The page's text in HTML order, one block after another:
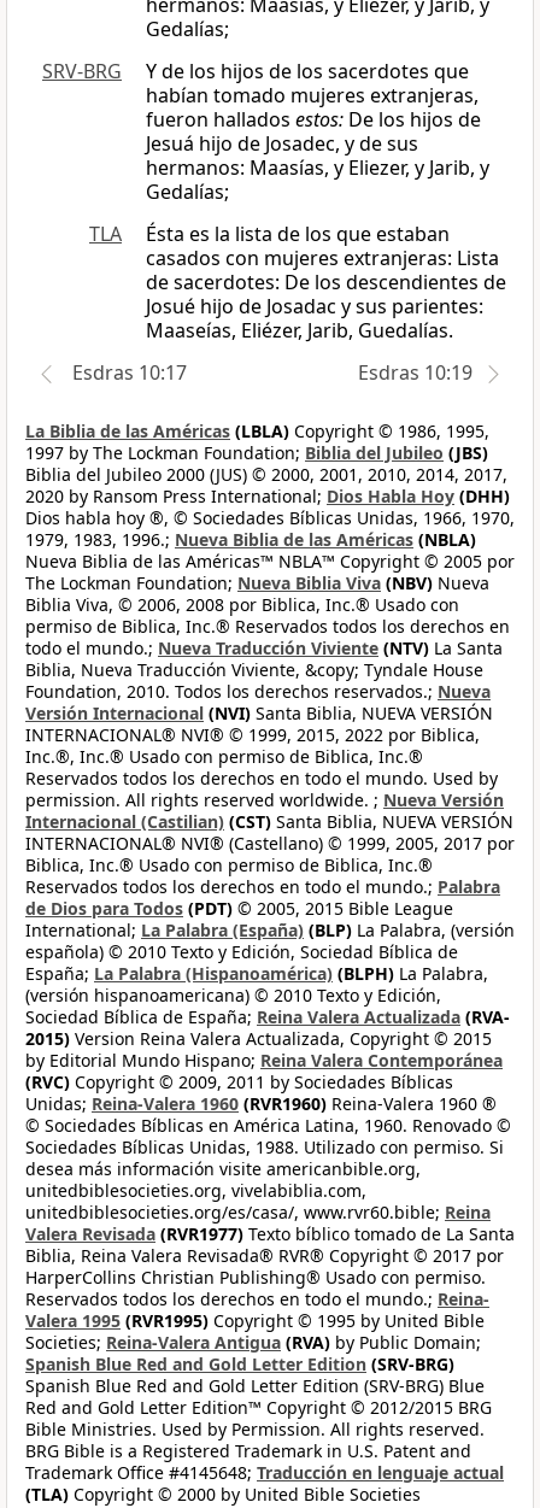
Gedalías;
SRV-BRG
Y de los hijos de los sacerdotes que
habían tomado mujeres extranjeras,
fueron hallados estos: De los hijos de
Jesuá hijo de Josadec, y de sus
hermanos: Maasías, y Eliezer, y Jarib, y
Gedalías;
TLA
Ésta es la lista de los que estaban
casados con mujeres extranjeras: Lista
de sacerdotes: De los descendientes de
Josué hijo de Josadac y sus parientes:
Maaseías, Eliézer, Jarib, Guedalías.
Esdras 10:17
Esdras 10:19
La Biblia de las Américas (LBLA) Copyright © 1986, 1995,
1997 by The Lockman Foundation; Biblia del Jubileo (JBS)
Biblia del Jubileo 2000 (JUS) © 2000, 2001, 2010, 2014, 2017,
2020 by Ransom Press International; Dios Habla Hoy (DHH)
Dios habla hoy ®, © Sociedades Bíblicas Unidas, 1966, 1970,
1979, 1983, 1996.; Nueva Biblia de las Américas (NBLA)
Nueva Biblia de las Américas™ NBLA™ Copyright © 2005 por
The Lockman Foundation; Nueva Biblia Viva (NBV) Nueva
Biblia Viva, © 2006, 2008 por Biblica, Inc.® Usado con
permiso de Biblica, Inc.® Reservados todos los derechos en
todo el mundo.; Nueva Traducción Viviente (NTV) La Santa
Biblia, Nueva Traducción Viviente, &copy; Tyndale House
Foundation, 2010. Todos los derechos reservados.; Nueva
Versión Internacional (NVI) Santa Biblia, NUEVA VERSIÓN
INTERNACIONAL® NVI® © 1999, 2015, 2022 por Biblica,
Inc.®, Inc.® Usado con permiso de Biblica, Inc.®
Reservados todos los derechos en todo el mundo. Used by
permission. All rights reserved worldwide. ; Nueva Versión
Internacional (Castilian) (CST) Santa Biblia, NUEVA VERSIÓN
INTERNACIONAL® NVI® (Castellano) © 1999, 2005, 2017 por
Biblica, Inc.® Usado con permiso de Biblica, Inc.®
Reservados todos los derechos en todo el mundo.; Palabra
de Dios para Todos (PDT) © 2005, 2015 Bible League
International; La Palabra (España) (BLP) La Palabra, (versión
española) © 2010 Texto y Edición, Sociedad Bíblica de
España; La Palabra (Hispanoamérica) (BLPH) La Palabra,
(versión hispanoamericana) © 2010 Texto y Edición,
Sociedad Bíblica de España; Reina Valera Actualizada (RVA-
2015) Version Reina Valera Actualizada, Copyright © 2015
by Editorial Mundo Hispano; Reina Valera Contemporánea
(RVC) Copyright © 2009, 2011 by Sociedades Bíblicas
Unidas; Reina-Valera 1960 (RVR1960) Reina-Valera 1960 ®
© Sociedades Bíblicas en América Latina, 1960. Renovado ©
Sociedades Bíblicas Unidas, 1988. Utilizado con permiso. Si
desea más información visite americanbible.org,
unitedbiblesocieties.org, vivelabiblia.com,
unitedbiblesocieties.org/es/casa/, www.rvr60.bible; Reina
Valera Revisada (RVR1977) Texto bíblico tomado de La Santa
Biblia, Reina Valera Revisada® RVR® Copyright © 2017 por
HarperCollins Christian Publishing® Usado con permiso.
Reservados todos los derechos en todo el mundo.; Reina-
Valera 1995 (RVR1995) Copyright © 1995 by United Bible
Societies; Reina-Valera Antigua (RVA) by Public Domain;
Spanish Blue Red and Gold Letter Edition (SRV-BRG)
Spanish Blue Red and Gold Letter Edition (SRV-BRG) Blue
Red and Gold Letter Edition™ Copyright © 2012/2015 BRG
Bible Ministries. Used by Permission. All rights reserved.
BRG Bible is a Registered Trademark in U.S. Patent and
Trademark Office #4145648; Traducción en lenguaje actual
(TLA) Copyright © 2000 by United Bible Societies